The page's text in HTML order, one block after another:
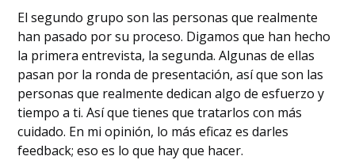
El segundo grupo son las personas que realmente
han pasado por su proceso. Digamos que han hecho
la primera entrevista, la segunda. Algunas de ellas
pasan por la ronda de presentación, así que son las
personas que realmente dedican algo de esfuerzo y
tiempo a ti. Así que tienes que tratarlos con más
cuidado. En mi opinión, lo más eficaz es darles
feedback; eso es lo que hay que hacer.